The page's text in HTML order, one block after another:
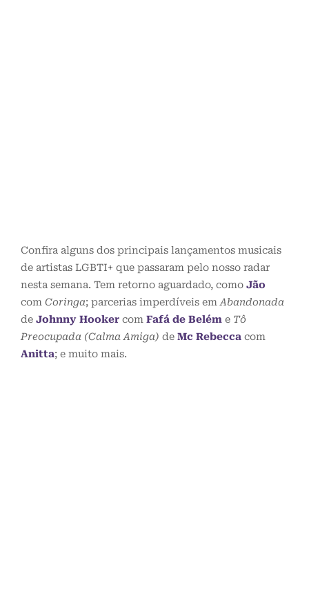
Confira alguns dos principais lançamentos musicais
de artistas LGBTI+ que passaram pelo nosso radar
nesta semana. Tem retorno aguardado, como Jão
com Coringa; parcerias imperdíveis emAbandonada
de Johnny Hooker com Fafá de Belém e Tô
Preocupada (Calma Amiga) de Mc Rebecca com
Anitta; e muito mais.